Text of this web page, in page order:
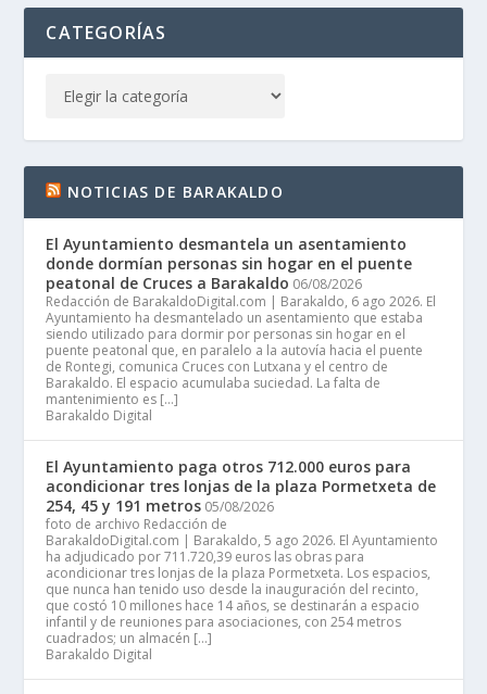
CATEGORÍAS
NOTICIAS DE BARAKALDO
El Ayuntamiento desmantela un asentamiento
donde dormían personas sin hogar en el puente
peatonal de Cruces a Barakaldo 06/08/2026
Redacción de BarakaldoDigital.com | Barakaldo, 6 ago 2026. El
Ayuntamiento ha desmantelado un asentamiento que estaba
siendo utilizado para dormir por personas sin hogar en el
puente peatonal que, en paralelo a la autovía hacia el puente
de Rontegi, comunica Cruces con Lutxana y el centro de
Barakaldo. El espacio acumulaba suciedad. La falta de
mantenimiento es […]
Barakaldo Digital
El Ayuntamiento paga otros 712.000 euros para
acondicionar tres lonjas de la plaza Pormetxeta de
254, 45 y 191 metros 05/08/2026
foto de archivo Redacción de
BarakaldoDigital.com | Barakaldo, 5 ago 2026. El Ayuntamiento
ha adjudicado por 711.720,39 euros las obras para
acondicionar tres lonjas de la plaza Pormetxeta. Los espacios,
que nunca han tenido uso desde la inauguración del recinto,
que costó 10 millones hace 14 años, se destinarán a espacio
infantil y de reuniones para asociaciones, con 254 metros
cuadrados; un almacén […]
Barakaldo Digital